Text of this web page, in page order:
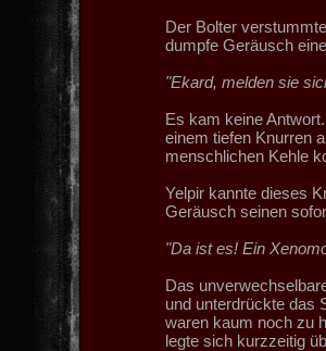
Der Bolter
dumpfe Geräusch
"Ekard, melden sie
Es kam keine
einem tiefen Knurren
menschlichen Kehle
Yelpir kannte dieses
Geräusch seinen
"Da ist es! Ein
Das
und unterdrückte das
waren kaum noch zu
legte sich kurzzeitig